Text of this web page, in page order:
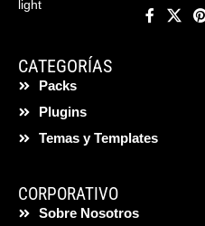
CATEGORÍAS
Packs
Plugins
Temas y Templates
CORPORATIVO
Sobre Nosotros